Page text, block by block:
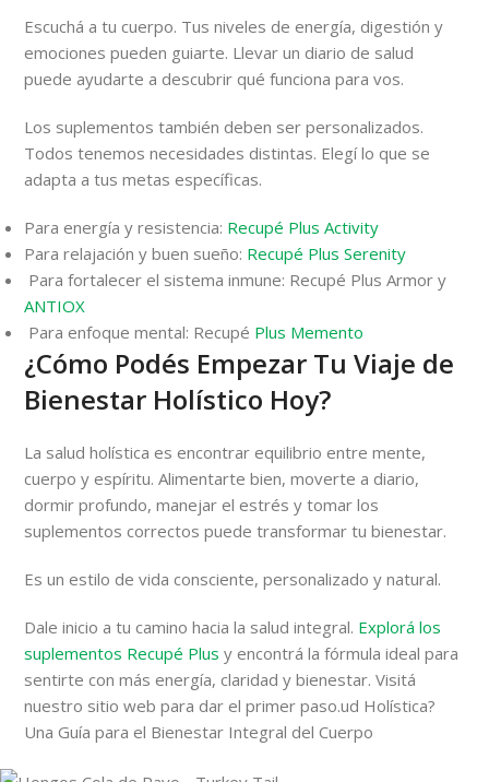
Escuchá a tu cuerpo. Tus niveles de energía, digestión y
emociones pueden guiarte. Llevar un diario de salud
puede ayudarte a descubrir qué funciona para vos.
Los suplementos también deben ser personalizados.
Todos tenemos necesidades distintas. Elegí lo que se
adapta a tus metas específicas.
Para energía y resistencia: Recupé Plus Activity
Para relajación y buen sueño: Recupé Plus Serenity
Para fortalecer el sistema inmune: Recupé Plus Armor y
ANTIOX
Para enfoque mental: Recupé Plus Memento
¿Cómo Podés Empezar Tu Viaje de
Bienestar Holístico Hoy?
La salud holística es encontrar equilibrio entre mente,
cuerpo y espíritu. Alimentarte bien, moverte a diario,
dormir profundo, manejar el estrés y tomar los
suplementos correctos puede transformar tu bienestar.
Es un estilo de vida consciente, personalizado y natural.
Dale inicio a tu camino hacia la salud integral. Explorá los
suplementos Recupé Plus y encontrá la fórmula ideal para
sentirte con más energía, claridad y bienestar. Visitá
nuestro sitio web para dar el primer paso.ud Holística?
Una Guía para el Bienestar Integral del Cuerpo